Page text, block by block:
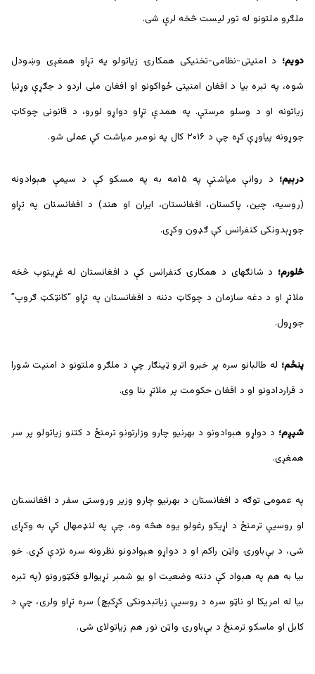
ملګرو ملتونو له تور لیست څخه لرې شی.
دویم؛ د امنیتی-نظامی-تخنیکی همکارۍ زیاتولو په تړاو همغږی وښودل
شوه، په تېره بیا د افغان امنیتی ځواکونو او افغان ملی اردو د جګړې وړتیا
زیاتونه او د وسلو مرستې. په همدې تړاو دواړو لورو، د قانونی چوکاټ
جوړونه پیاوړې کړه چې د ۲۰۱۶ کال په نومبر میاشت کې عملی شو.
درېیم؛
د روانې میاشتې په ۱۵مه به په مسکو کې د سیمې هېوادونه
(روسیه، چین، پاکستان، افغانستان، ایران او هند) د افغانستان په تړاو
جوړېدونکی کنفرانس کې ګډون وکړی.
څلورم؛ د شانګهای د همکارۍ کنفرانس کې د افغانستان له غړیتوب څخه
ملاتړ او د دغه سازمان د چوکاټ دننه د افغانستان په تړاو “کانټکټ ګروپ”
جوړول.
پنځم؛ له طالبانو سره پر خبرو اترو ټینګار چې د ملګرو ملتونو د امنیت شورا
د قراردادونو او د افغان حکومت پر ملاتړ بنا وی.
شپږم؛ د دواړو هېوادونو د بهرنیو چارو وزارتونو ترمنځ د کتنو زیاتولو پر سر
همغږی.
په عمومی توګه د افغانستان د بهرنیو چارو وزیر وروستی سفر د افغانستان
او روسیې ترمنځ د اړیکو رغولو یوه هڅه وه، چې په لنډ‌مهال کې به وکړای
شی، د بې‌باورۍ واټن راکم او د دواړو هېوادونو نظرونه سره نژدې کړی. خو
بیا به هم په هېواد کې دننه وضعیت او یو شمېر نړیوالو فکټورونو (په تېره
بیا له امریکا او ناټو سره د روسیې زیاتېدونکی کړکېچ) سره تړاو ولری، چې د
کابل او ماسکو ترمنځ د بې‌باورۍ واټن نور هم زیاتولای شی.